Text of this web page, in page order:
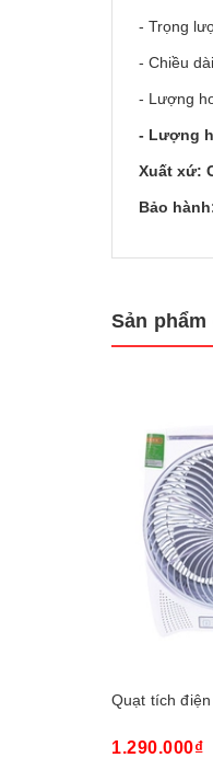
- Trọng
- Chiều
- Lượng
- Lượng
Xuất xứ:
Bảo
Sản
Quạt tích
1.290.000₫